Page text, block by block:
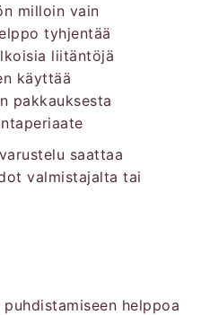
milloin vain
tyhjentää
liitäntöjä
käyttää
pakkauksesta
saattaa
valmistajalta tai
helppoa